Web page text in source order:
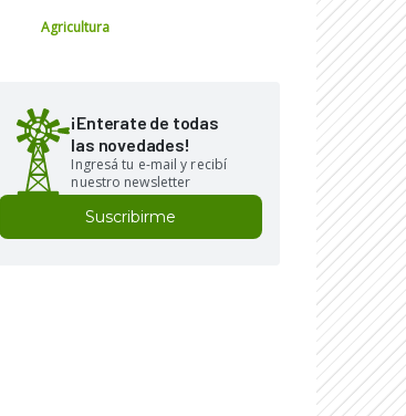
Agricultura
¡Enterate de todas
las novedades!
Ingresá tu e-mail y recibí
nuestro newsletter
Suscribirme